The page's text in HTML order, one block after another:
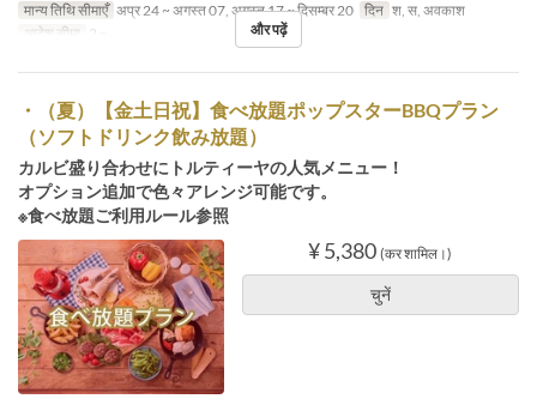
मान्य तिथि सीमाएँ अप्र 24 ~ अगस्त 07, अगस्त 17 ~ दिसम्बर 20 दिन श, स, अवकाश
आदेश सीमा 2 ~ और पढ़ें
・（夏）【金土日祝】食べ放題ポップスターBBQプラン
（ソフトドリンク飲み放題）
カルビ盛り合わせにトルティーヤの人気メニュー！
オプション追加で色々アレンジ可能です。
※食べ放題ご利用ルール参照
¥ 5,380 (कर शामिल।)
चुनें